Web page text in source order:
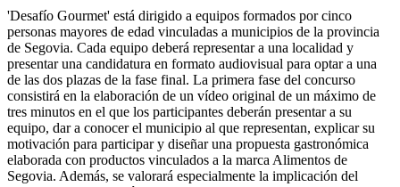
'Desafío Gourmet' está dirigido a equipos formados por cinco
personas mayores de edad vinculadas a municipios de la provincia
de Segovia. Cada equipo deberá representar a una localidad y
presentar una candidatura en formato audiovisual para optar a una
de las dos plazas de la fase final. La primera fase del concurso
consistirá en la elaboración de un vídeo original de un máximo de
tres minutos en el que los participantes deberán presentar a su
equipo, dar a conocer el municipio al que representan, explicar su
motivación para participar y diseñar una propuesta gastronómica
elaborada con productos vinculados a la marca Alimentos de
Segovia. Además, se valorará especialmente la implicación del